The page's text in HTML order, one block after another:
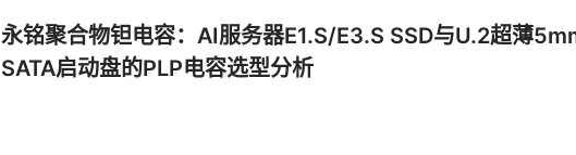
永铭聚合物钽电容：AI服务器E1.S/E3.S SSD与U.2超薄
SATA启动盘的PLP电容选型分析